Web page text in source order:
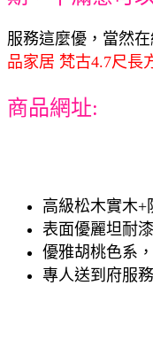
服務這麼優，當然
品家居 梵古4.7尺長
商品網址:
高級松木實木+
表面優麗坦耐
優雅胡桃色系
專人送到府服